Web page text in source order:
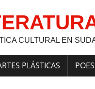
CULTURAL EN
PLÁSTICAS